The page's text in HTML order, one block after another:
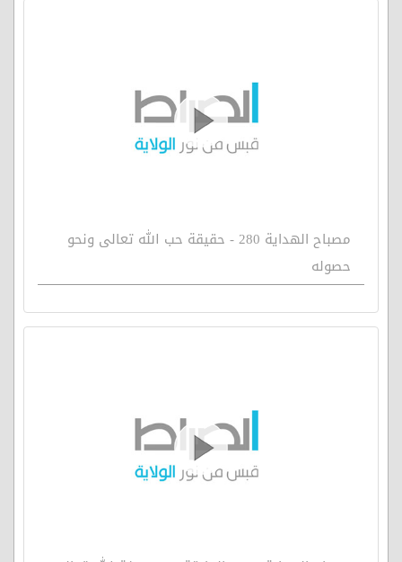
مصباح الهداية 280 - حقيقة حب الله تعالى ونحو
حصوله